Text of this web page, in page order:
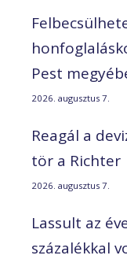
Pest
2026. augusztus 7.
Reagál a
tör a Richter
2026. augusztus 7.
Lassult az
százalékkal